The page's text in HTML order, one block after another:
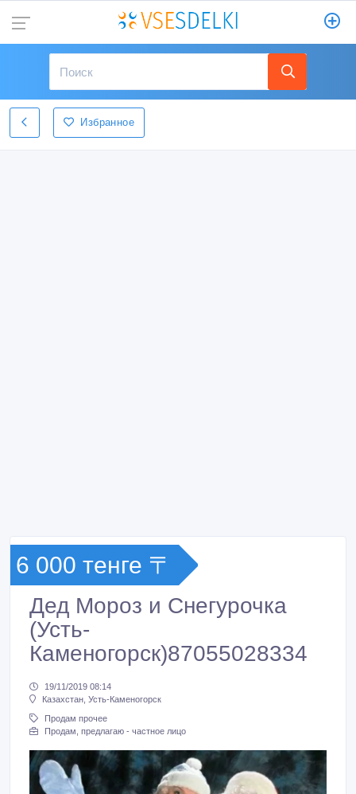
Избранное
6 000 тенге 〒
Дед Мороз и Снегурочка
(Усть-
Каменогорск)87055028334
19/11/2019 08:14
Казахстан, Усть-Каменогорск
Продам прочее
Продам, предлагаю - частное лицо